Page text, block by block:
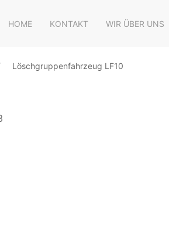
HOME KONTAKT WIR ÜBER UNS
Löschgruppenfahrzeug LF10